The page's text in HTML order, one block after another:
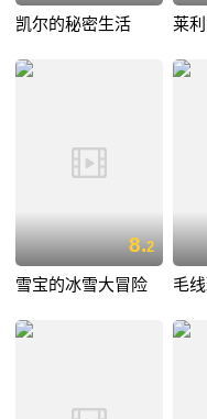
凯尔的秘密生活 莱
8.2
雪宝的冰雪大冒险 毛